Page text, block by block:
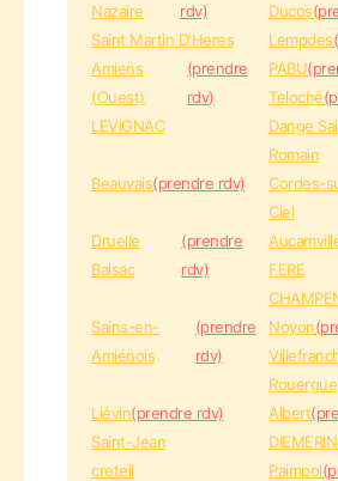
Nazaire
rdv)
Ducos
Saint Martin D'Heres
Lempdes
Amiens
(Ouest)
(prendre
rdv)
PABU
Teloché
LEVIGNAC
Dange
Romain
Beauvais(prendre rdv)
Cordes-
Ciel
Druelle
Balsac
(prendre
rdv)
FERE
Sains-en-
Amiénois
(prendre
rdv)
Noyon
Rouergue
Liévin(prendre rdv) Albert
Saint-Jean
creteil
Paimpol